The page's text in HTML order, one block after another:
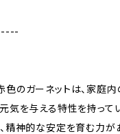
のガーネットは、家庭
気を与える特性を持って
精神的な安定を育む力が